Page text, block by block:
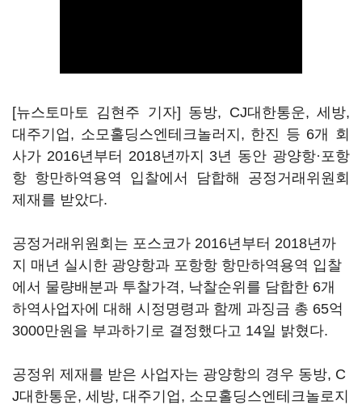
[뉴스토마토 김현주 기자] 동방, CJ대한통운, 세방,
대주기업, 소모홀딩스엔테크놀러지, 한진 등 6개 회
사가 2016년부터 2018년까지 3년 동안 광양항·포항
항 항만하역용역 입찰에서 담합해 공정거래위원회
제재를 받았다.
공정거래위원회는 포스코가 2016년부터 2018년까
지 매년 실시한 광양항과 포항항 항만하역용역 입찰
에서 물량배분과 투찰가격, 낙찰순위를 담합한 6개
하역사업자에 대해 시정명령과 함께 과징금 총 65억
3000만원을 부과하기로 결정했다고 14일 밝혔다.
공정위 제재를 받은 사업자는 광양항의 경우 동방, C
J대한통운, 세방, 대주기업, 소모홀딩스엔테크놀로지